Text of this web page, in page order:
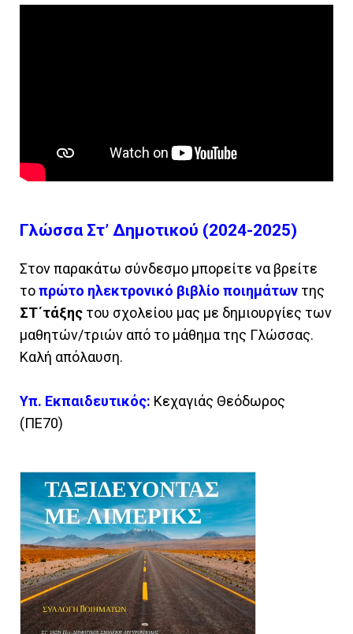
Γλώσσα Στ’ Δημοτικού (2024-2025)
Στον παρακάτω σύνδεσμο μπορείτε να βρείτε
τοπρώτο ηλεκτρονικό βιβλίο ποιημάτων της
ΣΤ΄τάξης του σχολείου μας με δημιουργίες των
μαθητών/τριών από το μάθημα της Γλώσσας.
Καλή απόλαυση.
Υπ. Εκπαιδευτικός: Κεχαγιάς Θεόδωρος
(ΠΕ70)